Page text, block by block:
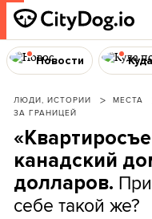
Новости
ЛЮДИ, ИСТОРИИ МЕСТА
ЗА ГРАНИЦЕЙ
канадский
долларов.
себе такой же?